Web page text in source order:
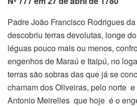
Padre João Francisco Rodrigues
descobriu terras devolutas, longe
léguas pouco mais ou menos,
engenhos de Maraú e Itaipú, no
terras são sobras das que já se
chamam dos Oliveiras, pelo norte
Antonio Meirelles que hoje é o